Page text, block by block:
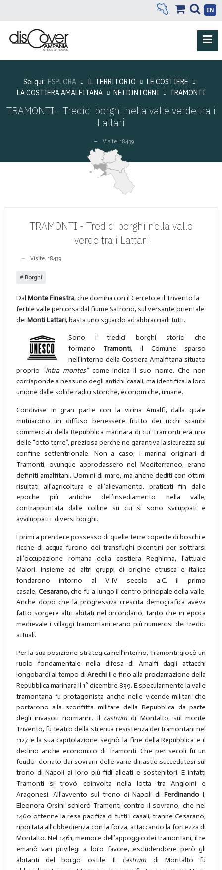
EN
Sei qui: ESPLORA IL TERRITORIO
LE COSTIERE
LA COSTIERA AMALFITANA
NEI DINTORNI TRAMONTI
TRAMONTI - Tredici borghi nella valle verde tra i
Lattari
Visite: 18439
TRAMONTI - Tredici borghi nella valle
verde tra i Lattari
Visite: 18439
Borghi
Dal Monte Finestra, che domina con il Cerreto e il Trivento la
fertile valle percorsa dal fiume Satrono, sul versante orientale
dei Monti Lattari, basta uno sguardo ad abbracciarli tutti.
Sono i tredici borghi storici che
formano Tramonti, il Comune sparso
nell’interno della Costiera Amalfitana situato
proprio “intra montes” come indica il suo nome. Che non
corrisponde a nessuno degli antichi casali, ma identifica la loro
unione dalle solide radici storiche, economiche, umane.
Condivise in gran parte con la vicina Amalfi, dalla quale
mutuarono un diffuso benessere frutto dei ricchi scambi
commerciali della Repubblica marinara di cui Tramonti era una
delle “otto terre”, preziosa perché ne garantiva la sicurezza sul
confine settentrionale. Non a caso, i marinai originari di
Tramonti, ovunque approdassero nel Mediterraneo, erano
definiti amalfitani. Uomini di mare, ma anche dediti con ottimi
risultati all’agricoltura e all’allevamento, praticati fin dalle
epoche più antiche dell’insediamento nella valle,
contrappuntata dalle colline su cui si sono sviluppati e
avviluppati i diversi borghi.
I primi a prendere possesso di quelle terre coperte di boschi e
ricche di acqua furono dei transfughi picentini per sottrarsi
all’occupazione romana della costiera Reghinna, l’attuale
Maiori. Insieme ad altri gruppi di origine etrusca e italica
fondarono intorno al V-IV secolo a.C. il primo
casale, Cesarano,che fu a lungo il centro principale della valle.
Anche dopo che la progressiva crescita demografica aveva
fatto sorgere altri abitati nel circondario, tanto che in epoca
medievale i villaggi tramontani erano più numerosi dei tredici
attuali.
Per la sua posizione strategica nell’interno, Tramonti giocò un
ruolo fondamentale nella difesa di Amalfi dagli attacchi
longobardi al tempo diArechi II e fino alla proclamazione della
Repubblica marinara il 1° dicembre 839. E specularmente la valle
tramontana fu protagonista anche nelle vicende militari che
portarono alla sconfitta militare della Repubblica da parte
degli invasori normanni. Il castrum di Montalto, sul monte
Trivento, fu teatro della strenua resistenza dei tramontani nel
1127 e la sua capitolazione segnò la fine della Repubblica e il
declino anche economico di Tramonti. Che per secoli fu un
feudo donato dai sovrani delle varie dinastie succedutesi sul
trono di Napoli ai loro più fidi alleati e sostenitori. E infatti
Tramonti si trovò coinvolta nella lotta tra Angioini e
Aragonesi. All’avvento sul trono di Napoli diFerdinando I,
Eleonora Orsini schierò Tramonti contro il sovrano, che nel
1460 ottenne la resa pacifica di tutti i casali, tranne Cesarano,
riportata all’obbedienza con la forza, attaccando la fortezza di
Montalto. Nel 1461, memore dell’appoggio dei tramontani, il re
emanò vari privilegi a loro favore, escludendone però gli
abitanti del borgo ostile. Il castrum di Montalto fu